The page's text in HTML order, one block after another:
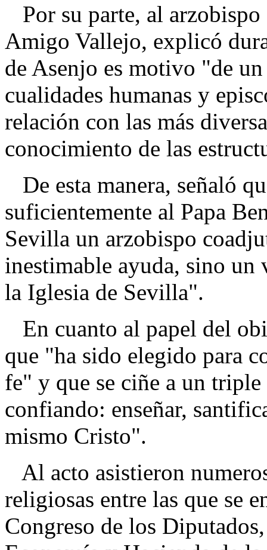
Por su parte, al
Amigo Vallejo, explicó
de Asenjo es motivo "de
cualidades humanas y
relación con las más
conocimiento de las
De esta manera, señaló
suficientemente al Papa
Sevilla un arzobispo
inestimable ayuda, sino un
la Iglesia de Sevilla".
En cuanto al papel del
que "ha sido elegido para
fe" y que se ciñe a un
confiando: enseñar,
mismo Cristo".
Al acto asistieron
religiosas entre las que se
Congreso de los